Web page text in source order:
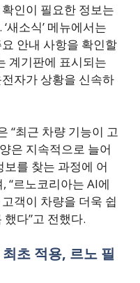
인이 필요한 정보는
새소식’ 메뉴에서는
안내 사항을 확인할
계기판에 표시되는
자가 상황을 신속하
“최근 차량 기능이 고
은 지속적으로 늘어
를 찾는 과정에 어
“르노코리아는 AI에
객이 차량을 더욱 쉽
다”고 전했다.
초 적용, 르노 필